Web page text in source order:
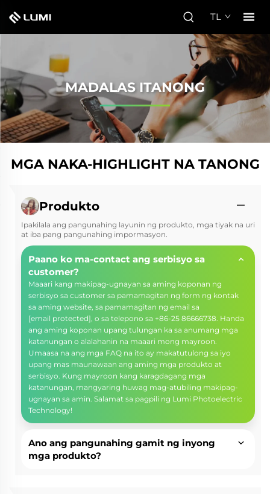
TL
MADALAS ITANONG
MGA NAKA-HIGHLIGHT NA TANONG
Produkto
Ipakilala ang pangunahing layunin ng produkto, mga tiyak na uri
at iba pang pangunahing impormasyon.
Paano ko ma-contact ang serbisyo sa
customer?
Maaari kang makipag-ugnayan sa aming koponan ng
serbisyo sa customer sa pamamagitan ng form ng kontak
sa aming website, sa pamamagitan ng email sa
[email protected], o sa telepono sa +86-25 86666738. Handa
ang aming koponan upang tulungan ka sa anumang mga
katanungan o alalahanin na maaari mong mayroon.
Umaasa na ang mga FAQ na ito ay makatutulong sa iyo
upang mas maunawaan ang aming mga produkto at
serbisyo. Kung mayroon kang karagdagang mga
katanungan, mangyaring huwag mag-atubiling makipag-
ugnayan sa amin. Salamat sa pagpili ng Lumi Photoelectric
Technology!
Ano ang pangunahing gamit ng inyong
mga produkto?